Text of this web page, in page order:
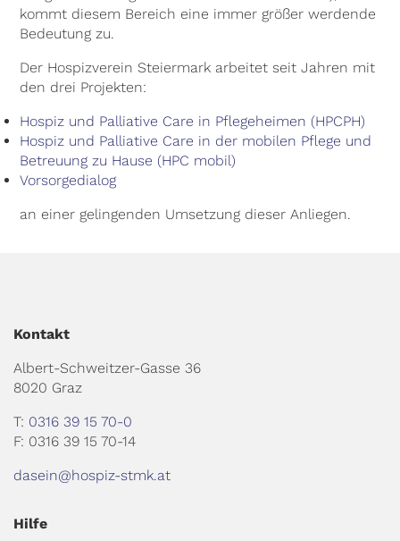
kommt diesem Bereich eine immer größer werdende
Bedeutung zu.
Der Hospizverein Steiermark arbeitet seit Jahren mit
den drei Projekten:
Hospiz und Palliative Care in Pflegeheimen (HPCPH)
Hospiz und Palliative Care in der mobilen Pflege und
Betreuung zu Hause (HPC mobil)
Vorsorgedialog
an einer gelingenden Umsetzung dieser Anliegen.
Kontakt
Albert-Schweitzer-Gasse 36
8020 Graz
T: 0316 39 15 70-0
F: 0316 39 15 70-14
dasein@hospiz-stmk.at
Hilfe